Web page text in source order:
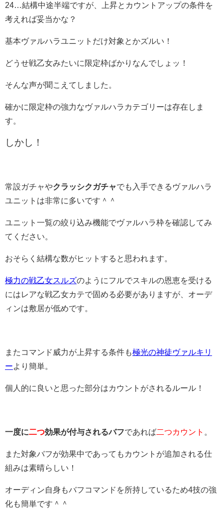
24…結構中途半端ですが、上昇とカウントアップの条件を
考えれば妥当かな？
基本ヴァルハラユニットだけ対象とかズルい！
どうせ戦乙女みたいに限定枠ばかりなんでしょッ！
そんな声が聞こえてしました。
確かに限定枠の強力なヴァルハラカテゴリーは存在しま
す。
しかし！
常設ガチャやクラッシクガチャでも入手できるヴァルハラ
ユニットは非常に多いです＾＾
ユニット一覧の絞り込み機能でヴァルハラ枠を確認してみ
てください。
おそらく結構な数がヒットすると思われます。
極力の戦乙女スルズのようにフルでスキルの恩恵を受ける
にはレアな戦乙女カテで固める必要がありますが、オーデ
ィンは敷居が低めです。
またコマンド威力が上昇する条件も極光の神徒ヴァルキリ
ー より簡単。
個人的に良いと思った部分はカウントがされるルール！
一度に二つ効果が付与されるバフであれば二つカウント
また対象バフが効果中であってもカウントが追加される仕
組みは素晴らしい！
オーディン自身もバフコマンドを所持しているため4技の強
化も簡単です＾＾